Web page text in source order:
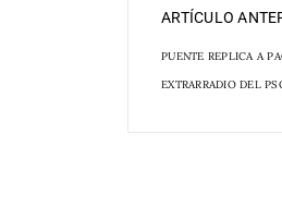
ARTÍCULO
PUENTE REPLICA A
EXTRARRADIO DEL